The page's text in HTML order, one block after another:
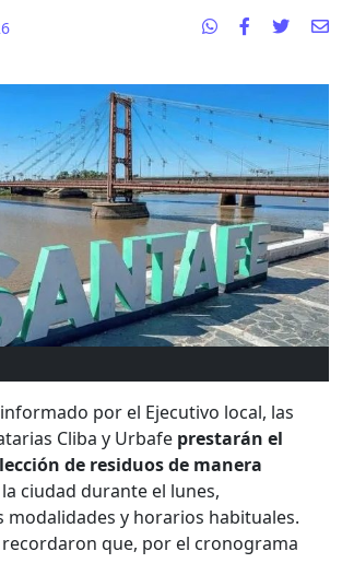
por el Ejecutivo local, las
Cliba y Urbafe prestarán el
de residuos de manera
ciudad durante el lunes,
modalidades y horarios habituales.
que, por el cronograma